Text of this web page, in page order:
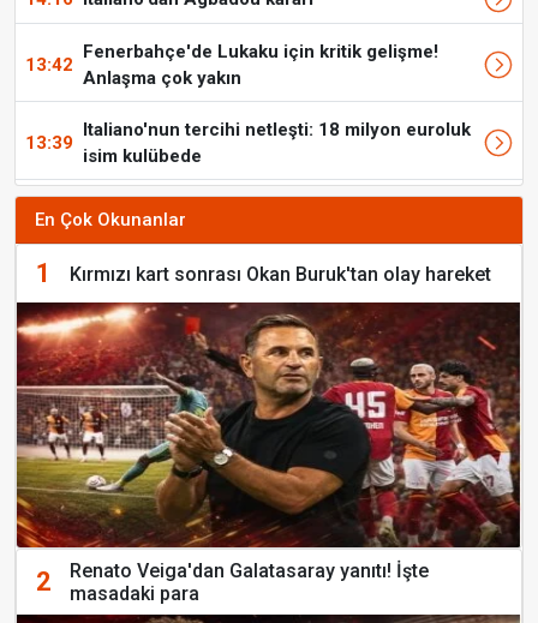
13:42
Fenerbahçe'de Lukaku için kritik gelişme!
Anlaşma çok yakın
13:39
Italiano'nun tercihi netleşti: 18 milyon euroluk
isim kulübede
En Çok Okunanlar
1 Kırmızı kart sonrası Okan Buruk'tan olay hareket
2
Renato Veiga'dan Galatasaray yanıtı! İşte
masadaki para